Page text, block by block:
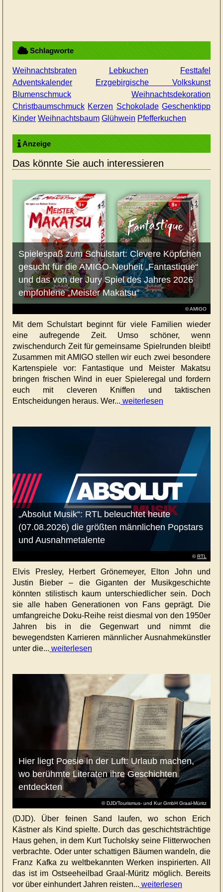
Schlagworte
Weihnachtsbraten Lebkuchen
Festtafel
Adventskalender
Erzgebirgische Volkskunst
Blumenschmuck
Weihnachtsdekoration
Christbaumschmuck Kerzen Schokolade Geschenktipp
Kinder Weihnachtsbaum Glühwein Pfefferkuchen
Anzeige
Das könnte Sie auch interessieren
© AMIGO
Spielespaß zum Schulstart: Clevere Köpfchen
gesucht für die AMIGO-Neuheit „Fantastique“
und das von der Jury Spiel des Jahres 2026
empfohlene „Meister Makatsu“
Mit dem Schulstart beginnt für viele Familien wieder
eine aufregende Zeit. Umso schöner, wenn
zwischendurch Zeit für gemeinsame Spielrunden bleibt!
Zusammen mit AMIGO stellen wir euch zwei besondere
Kartenspiele vor: Fantastique und Meister Makatsu
bringen frischen Wind in euer Spieleregal und fordern
euch mit cleveren Kniffen und taktischen
Entscheidungen heraus. Wer... weiterlesen
©RTL
„Absolut Musik“: RTL beleuchtet heute
(07.08.2026) die größten männlichen Popstars
und Ausnahmetalente
Elvis Presley, Herbert Grönemeyer, Elton John und
Justin Bieber – die Giganten der Musikgeschichte
könnten stilistisch kaum unterschiedlicher sein. Doch
sie alle haben Generationen von Fans geprägt. Die
umfangreiche Doku-Reihe reist diesmal von den 1950er
Jahren bis in die Gegenwart und nimmt die
bewegendsten Karrieren männlicher Ausnahmekünstler
unter die... weiterlesen
© DJD/Tourismus- und Kur GmbH Graal-Müritz
Hier liegt Poesie in der Luft: Urlaub machen,
wo berühmte Literaten ihre Geschichten
entdeckten
(DJD). Über feinen Sand laufen, wo schon Erich
Kästner als Kind spielte. Durch das geschichtsträchtige
Haus gehen, in dem Kurt Tucholsky seine Flitterwochen
verbrachte. Oder unter schattigen Bäumen wandeln, die
Franz Kafka zu weltbekannten Werken inspirierten. All
das ist im Ostseeheilbad Graal-Müritz möglich. Bereits
vor über einhundert Jahren reisten... weiterlesen